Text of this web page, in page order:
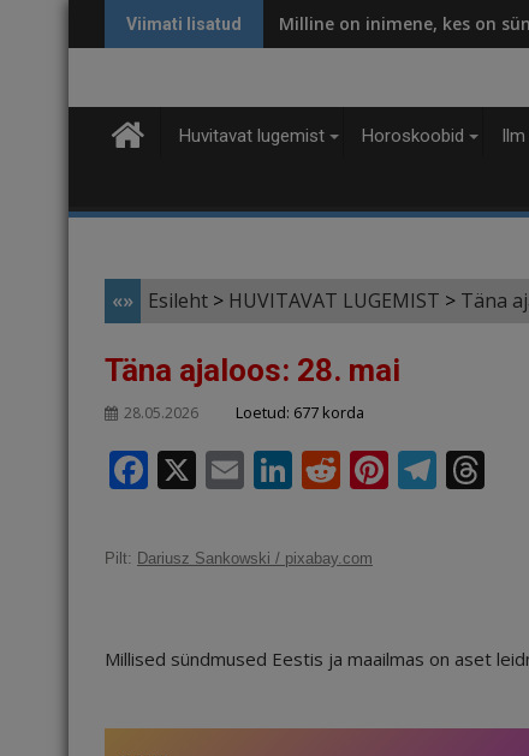
to
Viimati lisatud Milline on inimene, kes on
Huvitavat lugemist Horoskoobid Ilm
«» Esileht > HUVITAVAT LUGEMIST > Täna
Täna ajaloos: 28. mai
28.05.2026 Loetud: 677 korda
F
c
o
k
X E
ai
Li
k
n
R
d
Pi
st
T
m d
Pilt: Dariusz Sankowski / pixabay.com
Millised sündmused Eestis ja maailmas on aset